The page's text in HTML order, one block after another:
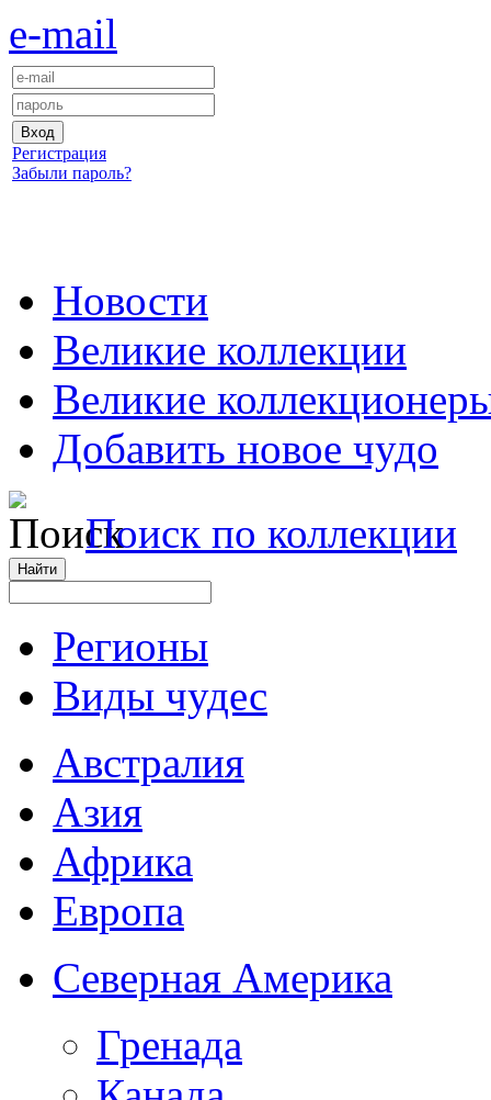
e-mail
Регистрация
Забыли пароль?
Новости
Великие коллекции
Великие
Добавить новое чудо
Поиск по коллекции
Регионы
Виды чудес
Австралия
Азия
Африка
Европа
Северная Америка
Гренада